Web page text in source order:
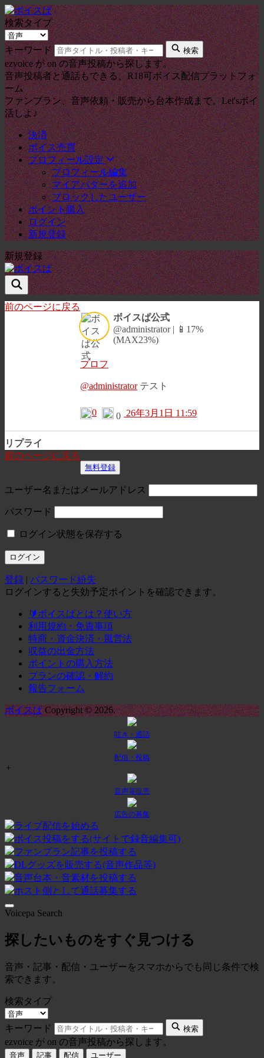
検索タイプ
キーワード 検索
ezvoice が on の音声投稿から探します。
音声投稿者と通話もできる、R18可ボイス配信プラットフォ
ーム
ファンプラン、音声依頼・販売から台本作成まで。Let'sボイ
活しよ♪
決済
ボイス売買
プロフィール設定
プロフィール編集
マイアバターを追加
ブロックしたユーザー
ポイント購入
ログイン
新規登録
新規登録
前のページに戻る
プロフ
ボイスぱ公式
@administrator | 📱17%
(MAX23%)
@administratorテスト
0 0 26年3月1日 11:59
リプライ
前のページに戻る
無料登録
ユーザー名またはメールアドレス
パスワード
ログイン状態を保存する
登録 | パスワード紛失
ログインすると失効予定ポイントを確認できます。
🔰ボイスぱとは？使い方
利用規約・免責事項
特商・資金決済・風営法
収益の出金方法
ポイントの購入方法
プランの確認・解約
報告フォーム
ボイスぱCopyright © 2026.
呟き・通話
配信・投稿
+
音声等販売
広告の募集
ライブ配信を始める
ボイス投稿をする(サイトで録音編集可)
ファンプラン記事を投稿する
DLグッズを販売する(音声作品等)
音声台本・音素材を投稿する
ホスト側として通話募集する
Voicepa Search
探したいものをすぐ見つける
音声・記事・配信・ユーザーをスマホからでも同じ条件で検
索できます。
検索タイプ
キーワード 検索
ezvoice が on の音声投稿から探します。
音声 記事 配信 ユーザー